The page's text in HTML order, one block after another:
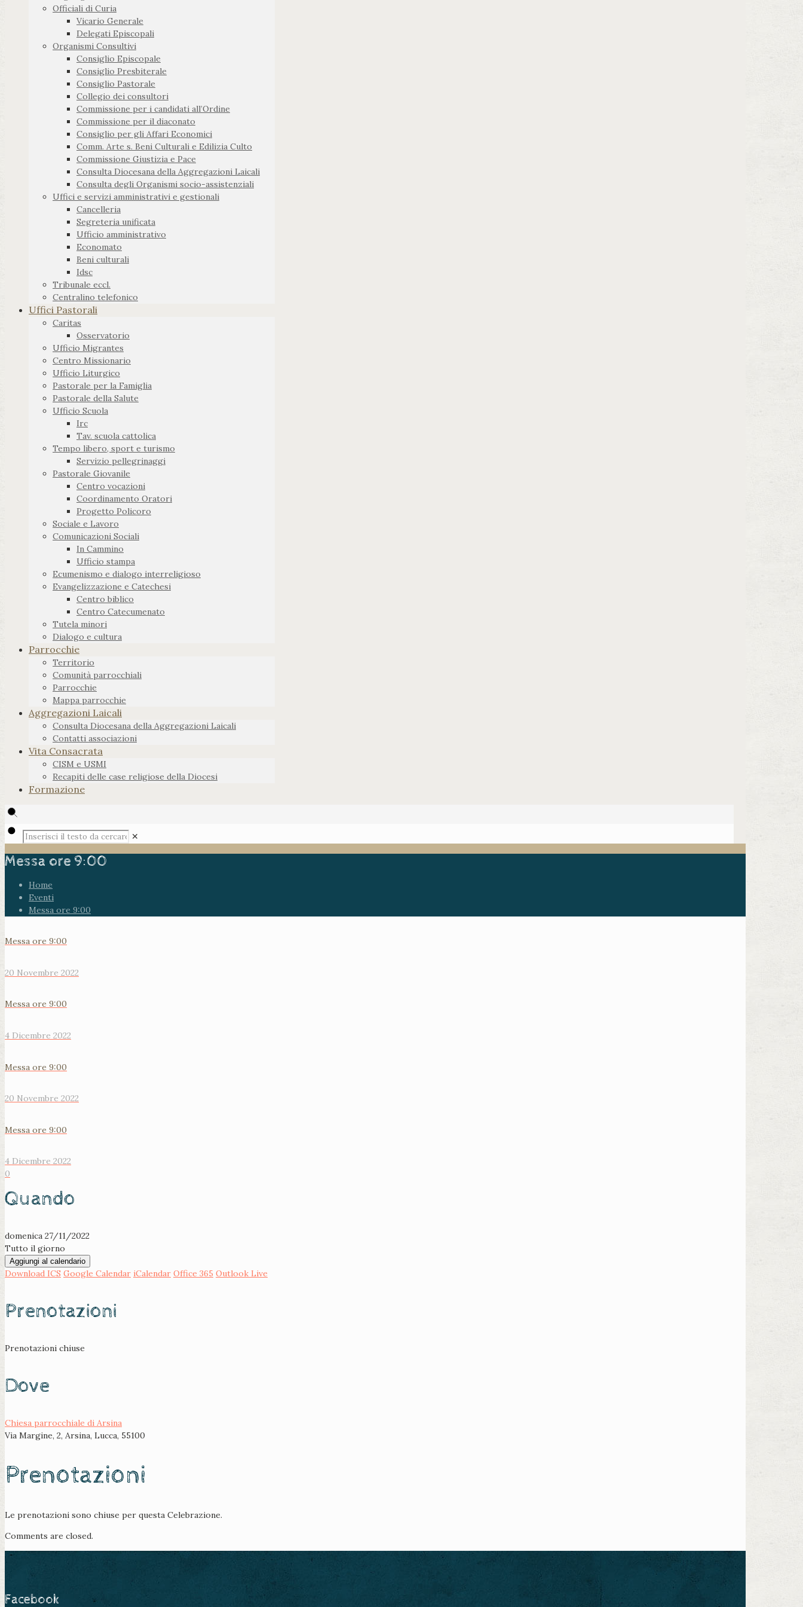
Officiali di Curia
Vicario Generale
Delegati Episcopali
Organismi Consultivi
Consiglio Episcopale
Consiglio Presbiterale
Consiglio Pastorale
Collegio dei consultori
Commissione per i candidati all’Ordine
Commissione per il diaconato
Consiglio per gli Affari Economici
Comm. Arte s. Beni Culturali e Edilizia Culto
Commissione Giustizia e Pace
Consulta Diocesana della Aggregazioni Laicali
Consulta degli Organismi socio-assistenziali
Uffici e servizi amministrativi e gestionali
Cancelleria
Segreteria unificata
Ufficio amministrativo
Economato
Beni culturali
Idsc
Tribunale eccl.
Centralino telefonico
Uffici Pastorali
Caritas
Osservatorio
Ufficio Migrantes
Centro Missionario
Ufficio Liturgico
Pastorale per la Famiglia
Pastorale della Salute
Ufficio Scuola
Irc
Tav. scuola cattolica
Tempo libero, sport e turismo
Servizio pellegrinaggi
Pastorale Giovanile
Centro vocazioni
Coordinamento Oratori
Progetto Policoro
Sociale e Lavoro
Comunicazioni Sociali
In Cammino
Ufficio stampa
Ecumenismo e dialogo interreligioso
Evangelizzazione e Catechesi
Centro biblico
Centro Catecumenato
Tutela minori
Dialogo e cultura
Parrocchie
Territorio
Comunità parrocchiali
Parrocchie
Mappa parrocchie
Aggregazioni Laicali
Consulta Diocesana della Aggregazioni Laicali
Contatti associazioni
Vita Consacrata
CISM e USMI
Recapiti delle case religiose della Diocesi
Formazione
✕
Messa ore 9:00
Home
Eventi
Messa ore 9:00
Messa ore 9:00
20 Novembre 2022
Messa ore 9:00
4 Dicembre 2022
Messa ore 9:00
20 Novembre 2022
Messa ore 9:00
4 Dicembre 2022
0
Quando
domenica 27/11/2022
Tutto il giorno
Aggiungi al calendario
Download ICS Google Calendar iCalendar Office 365 Outlook Live
Prenotazioni
Prenotazioni chiuse
Dove
Chiesa parrocchiale di Arsina
Via Margine, 2, Arsina, Lucca, 55100
Prenotazioni
Le prenotazioni sono chiuse per questa Celebrazione.
Comments are closed.
Facebook